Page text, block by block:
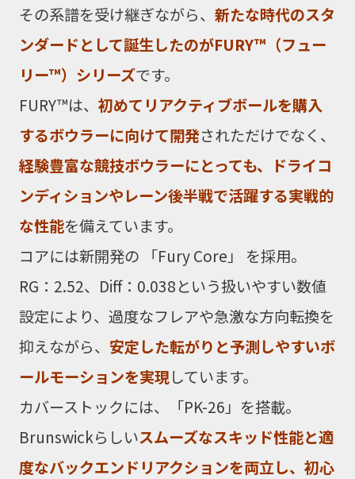
その系譜を受け継ぎながら、 新たな時代のスタ
ンダードとして誕生したのがFURY™（フュー
リー™）シリーズです。
FURY™は、 初めてリアクティブボールを購入
するボウラーに向けて開発されただけでなく、
経験豊富な競技ボウラーにとっても、ドライコ
ンディションやレーン後半戦で活躍する実戦的
な性能を備えています。
コアには新開発の 「Fury Core」 を採用。
RG：2.52、Diff：0.038という扱いやすい数値
設定により、過度なフレアや急激な方向転換を
抑えながら、 安定した転がりと予測しやすいボ
ールモーションを実現しています。
カバーストックには、「PK-26」を搭載。
Brunswickらしいスムーズなスキッド性能と適
度なバックエンドリアクションを両立し、初心